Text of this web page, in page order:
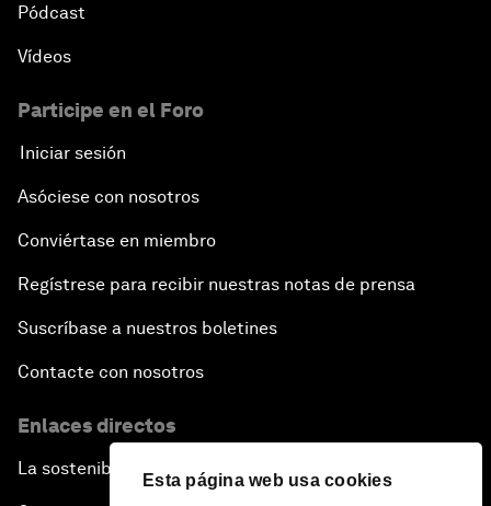
Esta página web usa cookies
Pódcast
Vídeos
Participe en el Foro
Iniciar sesión
Asóciese con nosotros
Conviértase en miembro
Regístrese para recibir nuestras notas de prensa
Suscríbase a nuestros boletines
Contacte con nosotros
Enlaces directos
La sostenibilidad en el Foro